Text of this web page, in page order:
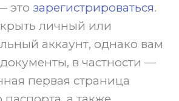
это зарегистрироваться.
личный или
аккаунт, однако вам
в частности —
первая страница